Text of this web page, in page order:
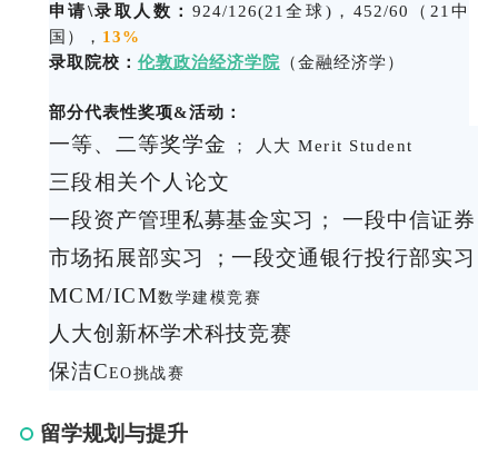
申请\录取人数： 924/126(21全球)，452/60（21中
国）， 13%
录取院校： 伦敦政治经济学院（金融经济学）
部分代表性奖项&活动：
一等、二等奖学金 ； 人大 Merit Student
三段相关个人论文
一段资产管理私募基金实习；
一段中信证券
市场拓展部实习
；一段交通银行投行部实习
MCM/ICM数学建模竞赛
人大创新杯学术科技竞赛
保洁CEO挑战赛
留学规划与提升